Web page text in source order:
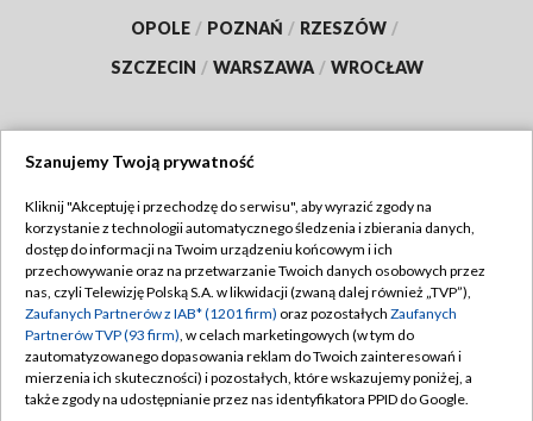
OPOLE / POZNAŃ / RZESZÓW /
SZCZECIN / WARSZAWA / WROCŁAW
TVP
Abonament TVP
Emisja w TVP
Centrum informacji TVP
Naziemna Telewizja Cyfrowa
Regulamin TVP
Polityka prywatności
Moje zgody
Pomoc
Szanujemy Twoją prywatność
Kliknij "Akceptuję i przechodzę do serwisu", aby wyrazić zgody na
korzystanie z technologii automatycznego śledzenia i zbierania danych,
dostęp do informacji na Twoim urządzeniu końcowym i ich
przechowywanie oraz na przetwarzanie Twoich danych osobowych przez
nas, czyli Telewizję Polską S.A. w likwidacji (zwaną dalej również „TVP”),
Zaufanych Partnerów z IAB* (1201 firm) oraz pozostałych Zaufanych
Partnerów TVP (93 firm), w celach marketingowych (w tym do
zautomatyzowanego dopasowania reklam do Twoich zainteresowań i
mierzenia ich skuteczności) i pozostałych, które wskazujemy poniżej, a
także zgody na udostępnianie przez nas identyfikatora PPID do Google.